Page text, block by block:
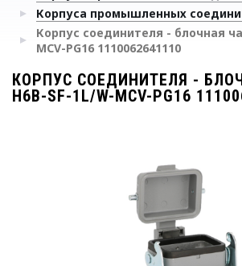
Корпуса промышленных
Корпус соединителя - блочная
MCV-PG16 1110062641110
КОРПУС СОЕДИНИТЕЛЯ -
H6B-SF-1L/W-MCV-PG16